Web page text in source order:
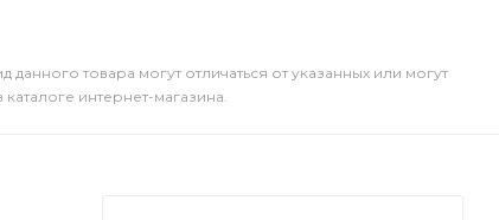
товара могут отличаться от указанных или могут
интернет-магазина.